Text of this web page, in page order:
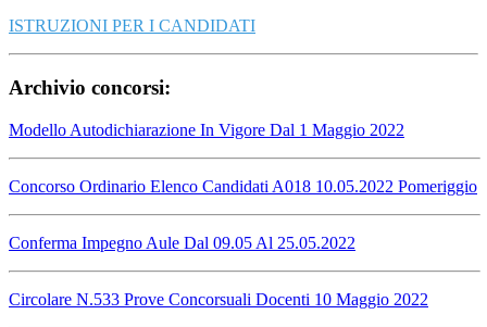
ISTRUZIONI PER I CANDIDATI
Archivio concorsi:
Modello Autodichiarazione In Vigore Dal 1 Maggio 2022
Concorso Ordinario Elenco Candidati A018 10.05.2022 Pomeriggio
Conferma Impegno Aule Dal 09.05 Al 25.05.2022
Circolare N.533 Prove Concorsuali Docenti 10 Maggio 2022